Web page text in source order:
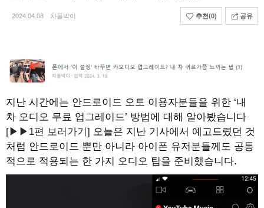
2024.04.08 차돌박이 추천(0) 공유
지난 시간에는 안드로이드 오토 이용자분들을 위한 ‘내
차 오디오 무료 업그레이드’ 방법에 대해 알아봤습니다
[▶▶1편 보러가기] 오늘은 지난 기사에서 예고드렸던 것
처럼 안드로이드 뿐만 아니라 아이폰 유저분들께도 공통
적으로 적용되는 한 가지 오디오 팁을 준비했습니다.